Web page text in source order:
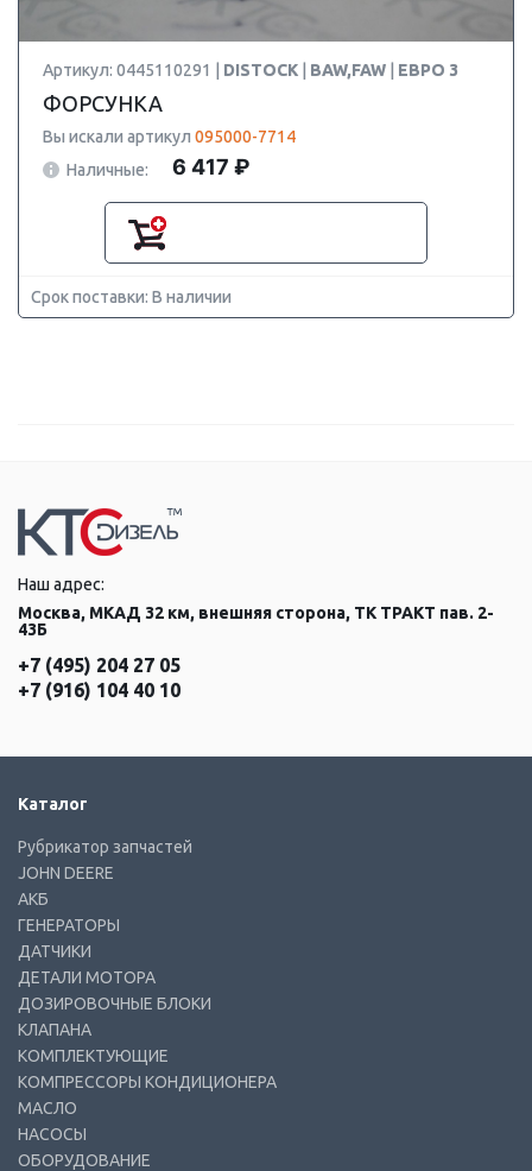
Артикул: 0445110291 | DISTOCK BAW,FAW ЕВРО 3
ФОРСУНКА
Вы искали артикул 095000-7714
Наличные:
6 417 ₽
Срок поставки: В наличии
Наш адрес:
Москва, МКАД 32 км, внешняя сторона, ТК ТРАКТ пав. 2-
43Б
+7 (495) 204 27 05
+7 (916) 104 40 10
Каталог
Рубрикатор запчастей
JOHN DEERE
АКБ
ГЕНЕРАТОРЫ
ДАТЧИКИ
ДЕТАЛИ МОТОРА
ДОЗИРОВОЧНЫЕ БЛОКИ
КЛАПАНА
КОМПЛЕКТУЮЩИЕ
КОМПРЕССОРЫ КОНДИЦИОНЕРА
МАСЛО
НАСОСЫ
ОБОРУДОВАНИЕ